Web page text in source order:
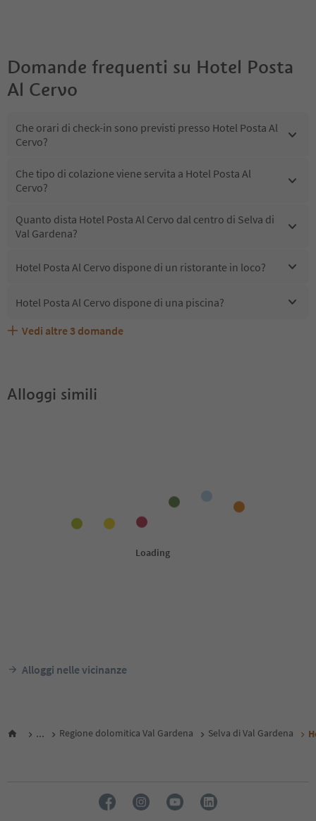
Domande frequenti su Hotel Posta
Al Cervo
Che orari di check-in sono previsti presso Hotel Posta Al
Cervo?
Che tipo di colazione viene servita a Hotel Posta Al
Cervo?
Quanto dista Hotel Posta Al Cervo dal centro di Selva di
Val Gardena?
Hotel Posta Al Cervo dispone di un ristorante in loco?
Hotel Posta Al Cervo dispone di una piscina?
Hotel Posta Al Cervo accetta animali domestici?
Quali servizi/attività sono disponibili presso Hotel Posta
Gli ospiti di Hotel Posta Al Cervo ricevono l'Alto Adige
Vedi altre 3 domande
Alloggi simili
Alloggi nelle vicinanze
... Regione dolomitica Val Gardena Selva di Val Gardena